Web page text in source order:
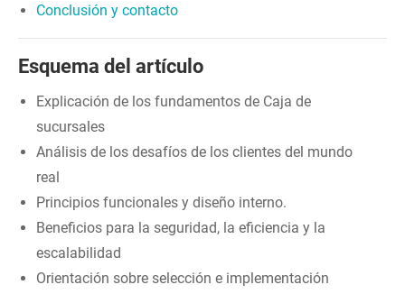
Conclusión y contacto
Esquema del artículo
Explicación de los fundamentos de Caja de
sucursales
Análisis de los desafíos de los clientes del mundo
real
Principios funcionales y diseño interno.
Beneficios para la seguridad, la eficiencia y la
escalabilidad
Orientación sobre selección e implementación